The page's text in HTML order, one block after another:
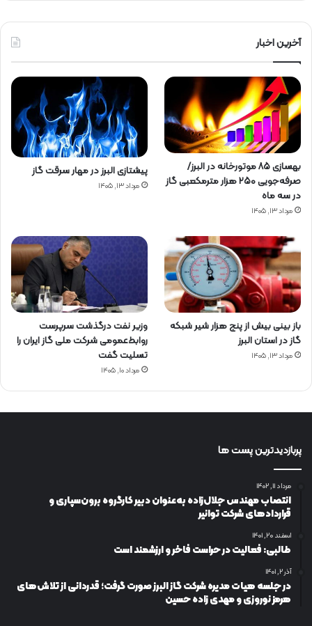
آخرین اخبار
بهسازی ۸۵ موتورخانه در البرز/
صرفه‌جویی ۲۵۰ هزار مترمکعبی گاز
در سه ماه
مرداد ۱۳, ۱۴۰۵
پیشتازی البرز در مهار سرقت گاز
مرداد ۱۳, ۱۴۰۵
باز بینی بیش از پنج هزار شیر شبکه
گاز در استان البرز
مرداد ۱۳, ۱۴۰۵
وزیر نفت درگذشت سرپرست
روابط‌عمومی شرکت ملی گاز ایران را
تسلیت گفت
مرداد ۱۰, ۱۴۰۵
پربازدیدترین پست ها
مرداد ۱۱, ۱۴۰۲
انتصاب مهندس جلال‌زاده به‌عنوان دبیر كارگروه برون‌سپاری و
قراردادهای شركت توانیر
اسفند ۲۰, ۱۴۰۱
طالبی: فعالیت در حراست فاخر و ارزشمند است
آذر ۲, ۱۴۰۱
در جلسه هیات مدیره شرکت گاز البرز صورت گرفت؛ قدردانی از تلاش‌های
هرمز نوروزی و مهدی زاده حسین